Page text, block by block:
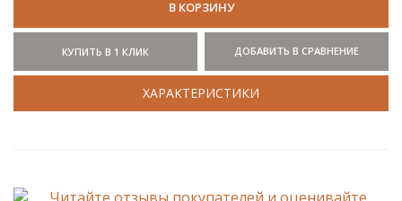
В КОРЗИНУ
КУПИТЬ В 1 КЛИК ДОБАВИТЬ В СРАВНЕНИЕ
ХАРАКТЕРИСТИКИ